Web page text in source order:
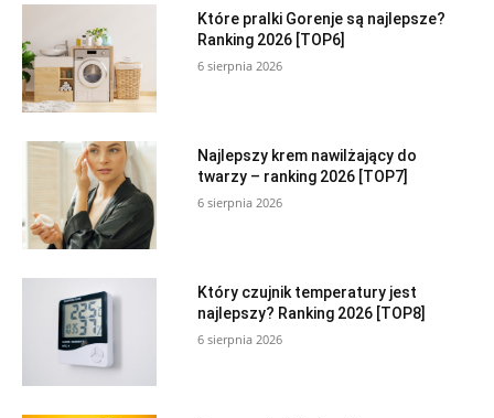
Które pralki Gorenje są najlepsze?
Ranking 2026 [TOP6]
6 sierpnia 2026
Najlepszy krem nawilżający do
twarzy – ranking 2026 [TOP7]
6 sierpnia 2026
Który czujnik temperatury jest
najlepszy? Ranking 2026 [TOP8]
6 sierpnia 2026